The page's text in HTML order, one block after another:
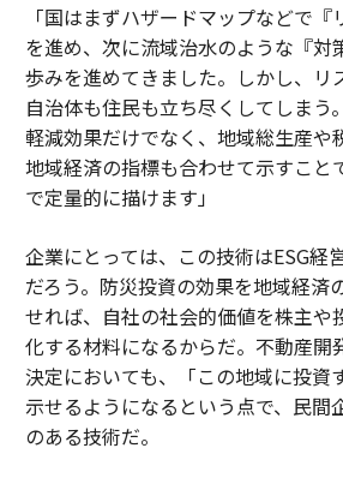
「国はまずハザードマップなどで『
を進め、次に流域治水のような『対
歩みを進めてきました。しかし、リ
自治体も住民も立ち尽くしてしまう
軽減効果だけでなく、地域総生産や
地域経済の指標も合わせて示すこと
で定量的に描けます」
企業にとっては、この技術はESG経
だろう。防災投資の効果を地域経済
せれば、自社の社会的価値を株主や
化する材料になるからだ。不動産開
決定においても、「この地域に投資
示せるようになるという点で、民間
のある技術だ。